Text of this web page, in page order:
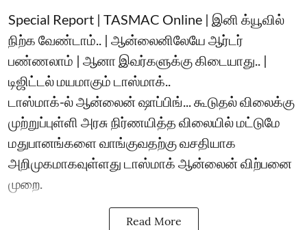
Special Report | TASMAC Online | இனி க்யூவில்
நிற்க வேண்டாம்.. | ஆன்லைனிலேயே ஆர்டர்
பண்ணலாம் | ஆனா இவர்களுக்கு கிடையாது.. |
டிஜிட்டல் மயமாகும் டாஸ்மாக்..
டாஸ்மாக்-ல் ஆன்லைன் ஷாப்பிங்... கூடுதல் விலைக்கு
முற்றுப்புள்ளி அரசு நிர்ணயித்த விலையில் மட்டுமே
மதுபானங்களை வாங்குவதற்கு வசதியாக
அறிமுகமாகவுள்ளது டாஸ்மாக் ஆன்லைன் விற்பனை
முறை.
Read More